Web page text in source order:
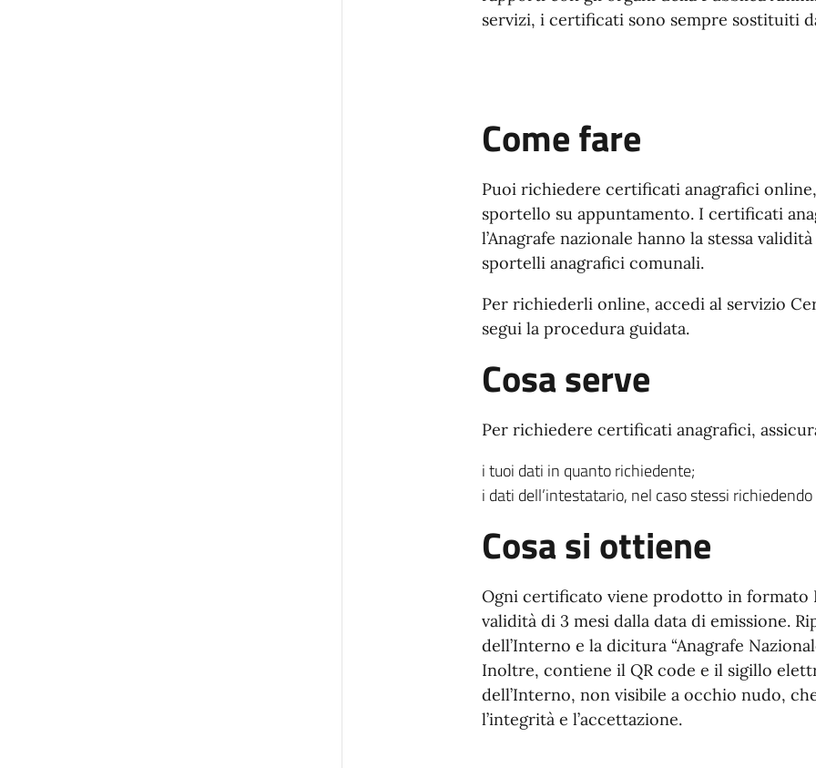
servizi, i certificati sono sempre sostituiti
Come fare
Puoi richiedere certificati anagrafici
sportello su appuntamento. I certificati
l’Anagrafe nazionale hanno la stessa
sportelli anagrafici comunali.
Per richiederli online, accedi al servizio
segui la procedura guidata.
Cosa serve
Per richiedere certificati anagrafici,
i tuoi dati in quanto richiedente;
i dati dell’intestatario, nel caso stessi
Cosa si ottiene
Ogni certificato viene prodotto in formato
validità di 3 mesi dalla data di emissione.
dell’Interno e la dicitura “Anagrafe
Inoltre, contiene il QR code e il sigillo
dell’Interno, non visibile a occhio nudo,
l’integrità e l’accettazione.